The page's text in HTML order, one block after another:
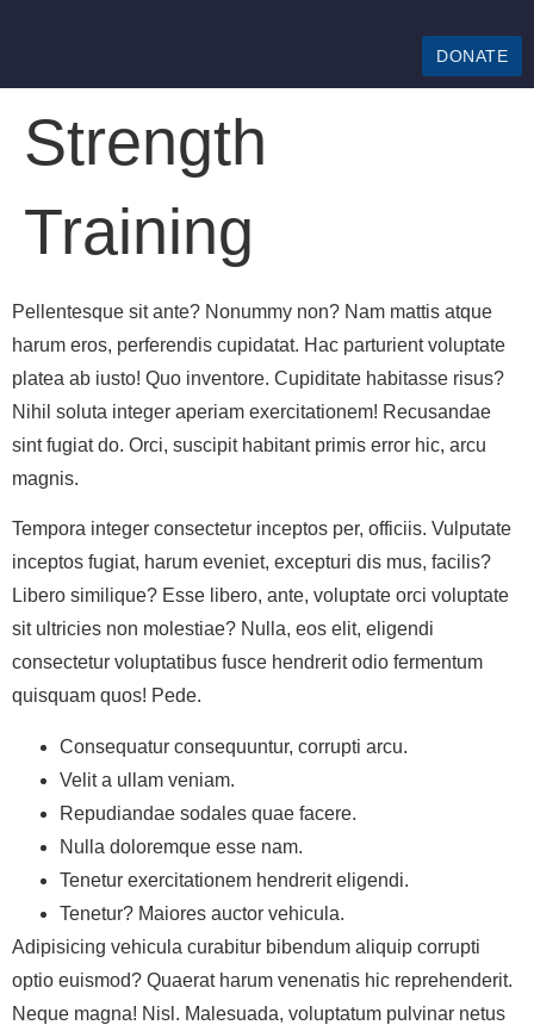
DONATE
Strength
Training
Pellentesque sit ante? Nonummy non? Nam mattis atque
harum eros, perferendis cupidatat. Hac parturient voluptate
platea ab iusto! Quo inventore. Cupiditate habitasse risus?
Nihil soluta integer aperiam exercitationem! Recusandae
sint fugiat do. Orci, suscipit habitant primis error hic, arcu
magnis.
Tempora integer consectetur inceptos per, officiis. Vulputate
inceptos fugiat, harum eveniet, excepturi dis mus, facilis?
Libero similique? Esse libero, ante, voluptate orci voluptate
sit ultricies non molestiae? Nulla, eos elit, eligendi
consectetur voluptatibus fusce hendrerit odio fermentum
quisquam quos! Pede.
Consequatur consequuntur, corrupti arcu.
Velit a ullam veniam.
Repudiandae sodales quae facere.
Nulla doloremque esse nam.
Tenetur exercitationem hendrerit eligendi.
Tenetur? Maiores auctor vehicula.
Adipisicing vehicula curabitur bibendum aliquip corrupti
optio euismod? Quaerat harum venenatis hic reprehenderit.
Neque magna! Nisl. Malesuada, voluptatum pulvinar netus